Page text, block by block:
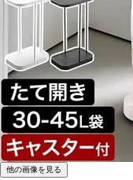
他の画像を見る